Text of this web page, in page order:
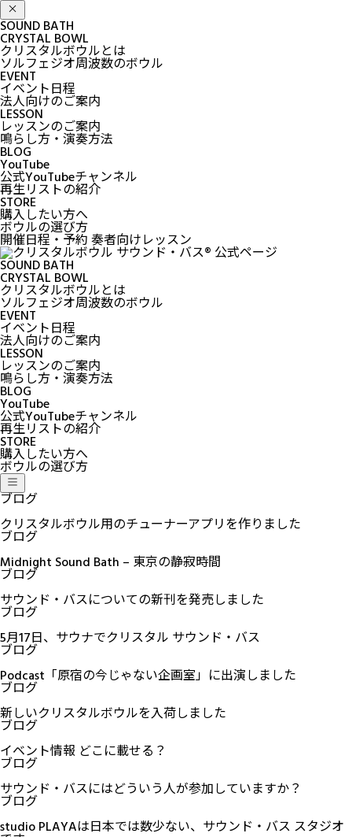
SOUND BATH
CRYSTAL BOWL
クリスタルボウルとは
ソルフェジオ周波数のボウル
EVENT
イベント日程
法人向けのご案内
LESSON
レッスンのご案内
鳴らし方・演奏方法
BLOG
YouTube
公式YouTubeチャンネル
再生リストの紹介
STORE
購入したい方へ
ボウルの選び方
開催日程・予約 奏者向けレッスン
SOUND BATH
CRYSTAL BOWL
クリスタルボウルとは
ソルフェジオ周波数のボウル
EVENT
イベント日程
法人向けのご案内
LESSON
レッスンのご案内
鳴らし方・演奏方法
BLOG
YouTube
公式YouTubeチャンネル
再生リストの紹介
STORE
購入したい方へ
ボウルの選び方
ブログ
クリスタルボウル用のチューナーアプリを作りました
ブログ
Midnight Sound Bath – 東京の静寂時間
ブログ
サウンド・バスについての新刊を発売しました
ブログ
5月17日、サウナでクリスタル サウンド・バス
ブログ
Podcast「原宿の今じゃない企画室」に出演しました
ブログ
新しいクリスタルボウルを入荷しました
ブログ
イベント情報 どこに載せる？
ブログ
サウンド・バスにはどういう人が参加していますか？
ブログ
studio PLAYAは日本では数少ない、サウンド・バス スタジオ